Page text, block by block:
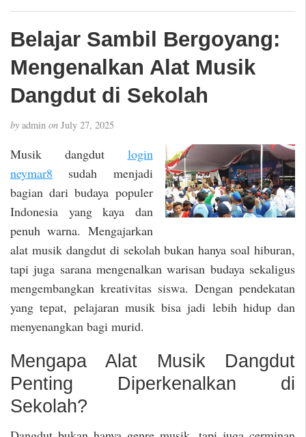
Belajar Sambil Bergoyang:
Mengenalkan Alat Musik
Dangdut di Sekolah
by admin on July 27, 2025
Musik dangdut login
neymar8 sudah menjadi
bagian dari budaya populer
Indonesia yang kaya dan
penuh warna. Mengajarkan
alat musik dangdut di sekolah bukan hanya soal hiburan,
tapi juga sarana mengenalkan warisan budaya sekaligus
mengembangkan kreativitas siswa. Dengan pendekatan
yang tepat, pelajaran musik bisa jadi lebih hidup dan
menyenangkan bagi murid.
Mengapa Alat Musik Dangdut
Penting Diperkenalkan di
Sekolah?